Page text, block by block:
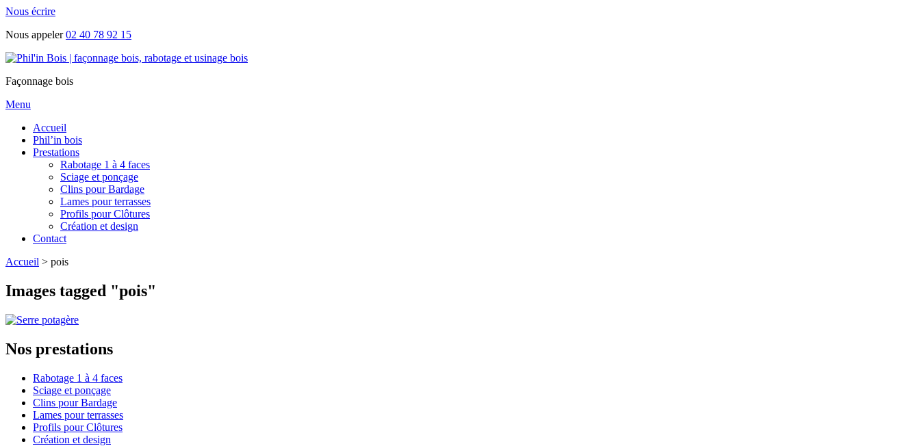
Nous écrire
Nous appeler02 40 78 92 15
Façonnage bois
Menu
Accueil
Phil’in bois
Prestations
Rabotage 1 à 4 faces
Sciage et ponçage
Clins pour Bardage
Lames pour terrasses
Profils pour Clôtures
Création et design
Contact
Accueil > pois
Images tagged "pois"
Nos prestations
Rabotage 1 à 4 faces
Sciage et ponçage
Clins pour Bardage
Lames pour terrasses
Profils pour Clôtures
Création et design